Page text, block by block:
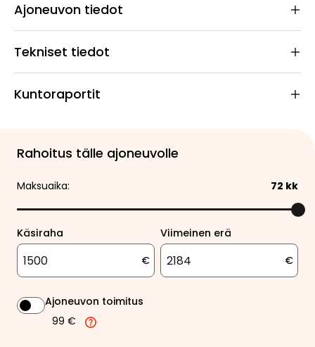
Ajoneuvon tiedot
Tekniset tiedot
Kuntoraportit
Rahoitus tälle ajoneuvolle
Maksuaika: 72 kk
Käsiraha
€
Viimeinen erä
€
Ajoneuvon toimitus
99 €